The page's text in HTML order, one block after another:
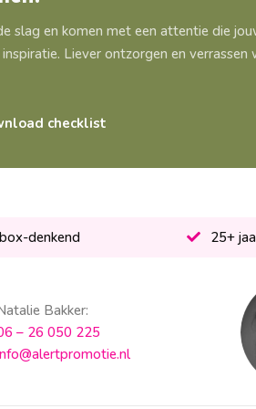
slag en komen met een attentie die
Liever ontzorgen en
checklist
denkend 25+
Bakker:
– 26 050 225